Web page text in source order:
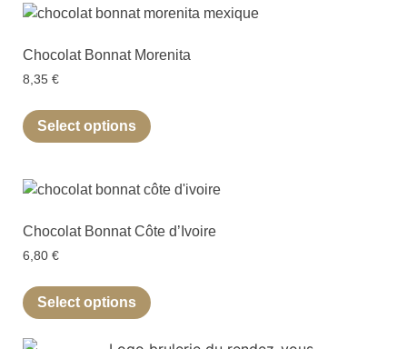
Chocolat Bonnat Morenita
8,35 €
Select options
Chocolat Bonnat Côte d’Ivoire
6,80 €
Select options